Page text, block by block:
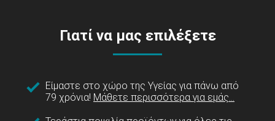
Γιατί να μας επιλέξετε
Είμαστε στο χώρο της Υγείας για πάνω από
79 χρόνια! Μάθετε περισσότερα για εμάς...